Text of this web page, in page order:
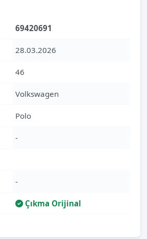
69420691
28.03.2026
46
Volkswagen
Polo
-
-
Çıkma Orijinal